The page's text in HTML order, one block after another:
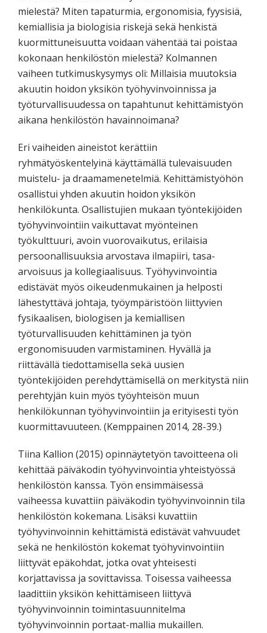
mielestä? Miten tapaturmia, ergonomisia, fyysisiä,
kemiallisia ja biologisia riskejä sekä henkistä
kuormittuneisuutta voidaan vähentää tai poistaa
kokonaan henkilöstön mielestä? Kolmannen
vaiheen tutkimuskysymys oli: Millaisia muutoksia
akuutin hoidon yksikön työhyvinvoinnissa ja
työturvallisuudessa on tapahtunut kehittämistyön
aikana henkilöstön havainnoimana?
Eri vaiheiden aineistot kerättiin
ryhmätyöskentelyinä käyttämällä tulevaisuuden
muistelu- ja draamamenetelmiä. Kehittämistyöhön
osallistui yhden akuutin hoidon yksikön
henkilökunta. Osallistujien mukaan työntekijöiden
työhyvinvointiin vaikuttavat myönteinen
työkulttuuri, avoin vuorovaikutus, erilaisia
persoonallisuuksia arvostava ilmapiiri, tasa-
arvoisuus ja kollegiaalisuus. Työhyvinvointia
edistävät myös oikeudenmukainen ja helposti
lähestyttävä johtaja, työympäristöön liittyvien
fysikaalisen, biologisen ja kemiallisen
työturvallisuuden kehittäminen ja työn
ergonomisuuden varmistaminen. Hyvällä ja
riittävällä tiedottamisella sekä uusien
työntekijöiden perehdyttämisellä on merkitystä niin
perehtyjän kuin myös työyhteisön muun
henkilökunnan työhyvinvointiin ja erityisesti työn
kuormittavuuteen. (Kemppainen 2014, 28-39.)
Tiina Kallion (2015) opinnäytetyön tavoitteena oli
kehittää päiväkodin työhyvinvointia yhteistyössä
henkilöstön kanssa. Työn ensimmäisessä
vaiheessa kuvattiin päiväkodin työhyvinvoinnin tila
henkilöstön kokemana. Lisäksi kuvattiin
työhyvinvoinnin kehittämistä edistävät vahvuudet
sekä ne henkilöstön kokemat työhyvinvointiin
liittyvät epäkohdat, jotka ovat yhteisesti
korjattavissa ja sovittavissa. Toisessa vaiheessa
laadittiin yksikön kehittämiseen liittyvä
työhyvinvoinnin toimintasuunnitelma
työhyvinvoinnin portaat-mallia mukaillen.